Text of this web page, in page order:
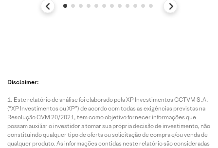
Disclaimer:
Este relatório de análise foi elaborado pela XP Investimentos CCTVM S.A.
(“XP Investimentos ou XP”) de acordo com todas as exigências previstas na
Resolução CVM 20/2021, tem como objetivo fornecer informações que
possam auxiliar o investidor a tomar sua própria decisão de investimento, não
constituindo qualquer tipo de oferta ou solicitação de compra e/ou venda de
qualquer produto. As informações contidas neste relatório são consideradas